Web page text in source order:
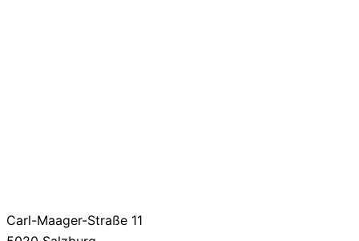
Carl-Maager-Straße 11